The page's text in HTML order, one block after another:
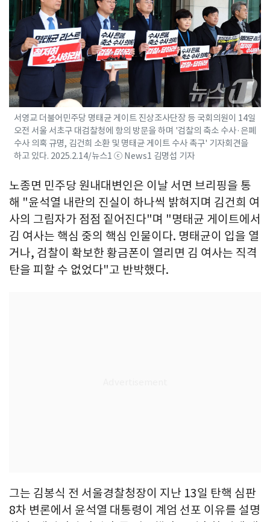
서영교 더불어민주당 명태균 게이트 진상조사단장 등 국회의원이 14일
오전 서울 서초구 대검찰청에 항의 방문을 하며 '검찰의 축소 수사·은폐
수사 의혹 규명, 김건희 소환 및 명태균 게이트 수사 촉구' 기자회견을
하고 있다. 2025.2.14/뉴스1 ⓒ News1 김명섭 기자
노종면 민주당 원내대변인은 이날 서면 브리핑을 통
해 "윤석열 내란의 진실이 하나씩 밝혀지며 김건희 여
사의 그림자가 점점 짙어진다"며 "명태균 게이트에서
김 여사는 핵심 중의 핵심 인물이다. 명태균이 입을 열
거나, 검찰이 확보한 황금폰이 열리면 김 여사는 직격
탄을 피할 수 없었다"고 반박했다.
그는 김봉식 전 서울경찰청장이 지난 13일 탄핵 심판
8차 변론에서 윤석열 대통령이 계엄 선포 이유를 설명